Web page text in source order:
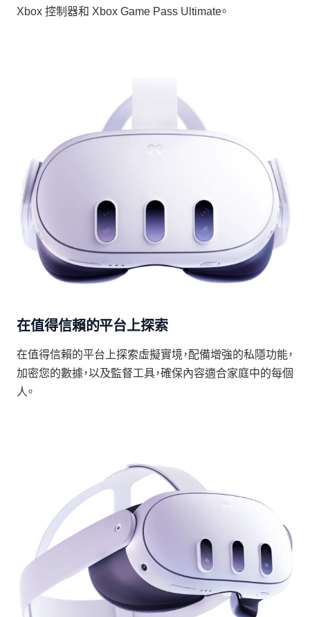
Xbox 控制器和 Xbox Game Pass Ultimate。
在值得信賴的平台上探索
在值得信賴的平台上探索虛擬實境，配備增強的私隱功能，
加密您的數據，以及監督工具，確保內容適合家庭中的每個
人。